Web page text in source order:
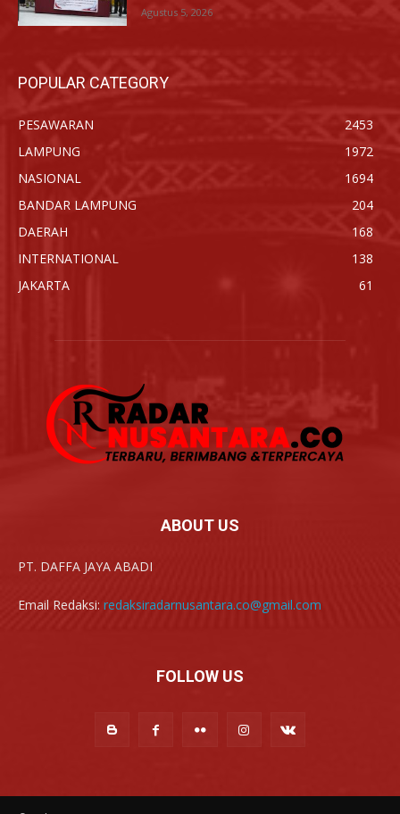
Agustus 5, 2026
POPULAR CATEGORY
PESAWARAN
2453
LAMPUNG
1972
NASIONAL
1694
BANDAR LAMPUNG
204
DAERAH
168
INTERNATIONAL
138
JAKARTA
61
ABOUT US
PT. DAFFA JAYA ABADI
Email Redaksi: redaksiradarnusantara.co@gmail.com
FOLLOW US